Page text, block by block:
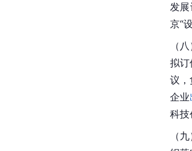
发
京“
（
拟订
议，
企业
科技
（